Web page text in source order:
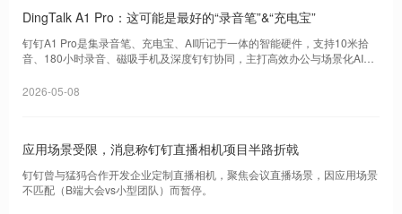
DingTalk A1 Pro：这可能是最好的“录音笔”&“充电宝”
钉钉A1 Pro是集录音笔、充电宝、AI听记于一体的智能硬件，支持10米拾
音、180小时录音、磁吸手机及深度钉钉协同，主打高效办公与场景化AI服
2026-05-08
应用场景受限，消息称钉钉直播相机项目半路折戟
钉钉曾与猛犸合作开发企业定制直播相机，聚焦会议直播场景，因应用场景
不匹配（B端大会vs小型团队）而暂停。